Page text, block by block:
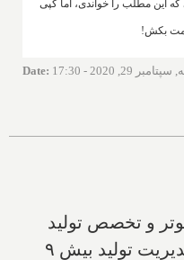
این مطلب را خواندی، اما کپی
بکش!
Date: 29, 2020 - 17:30
و تخصص تولید
رسانه دیجیتال دارد و مدیریت تولید بیش ۹